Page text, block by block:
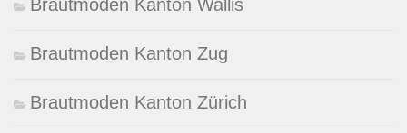
Brautmoden Kanton Wallis
Brautmoden Kanton Zug
Brautmoden Kanton Zürich